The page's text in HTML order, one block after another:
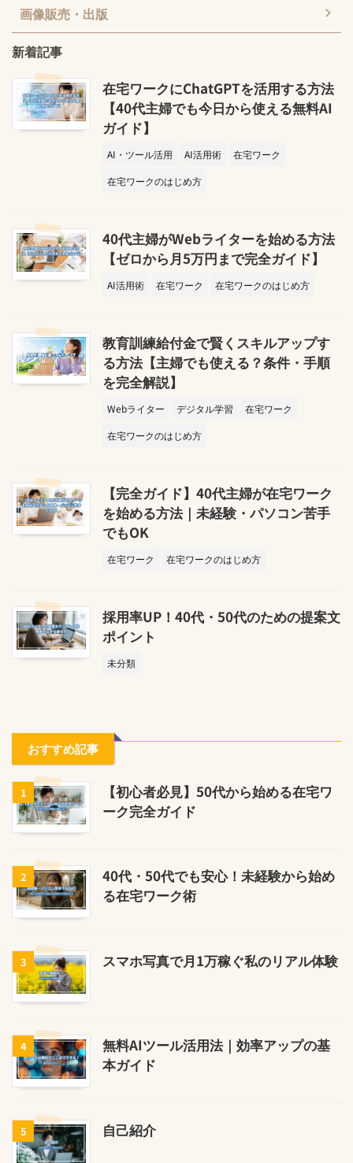
画像販売・出版
新着記事
在宅ワークにChatGPTを活用する方法
【40代主婦でも今日から使える無料AI
ガイド】
AI・ツール活用 AI活用術
在宅ワーク
在宅ワークのはじめ方
40代主婦がWebライターを始める方法
【ゼロから月5万円まで完全ガイド】
AI活用術 在宅ワーク 在宅ワークのはじめ方
教育訓練給付金で賢くスキルアップす
る方法【主婦でも使える？条件・手順
を完全解説】
Webライター デジタル学習
在宅ワーク
在宅ワークのはじめ方
【完全ガイド】40代主婦が在宅ワーク
を始める方法｜未経験・パソコン苦手
でもOK
在宅ワーク 在宅ワークのはじめ方
採用率UP！40代・50代のための提案文
ポイント
未分類
おすすめ記事
1
【初心者必見】50代から始める在宅ワ
ーク完全ガイド
2
40代・50代でも安心！未経験から始め
る在宅ワーク術
3 スマホ写真で月1万稼ぐ私のリアル体験
4
無料AIツール活用法｜効率アップの基
本ガイド
5 自己紹介